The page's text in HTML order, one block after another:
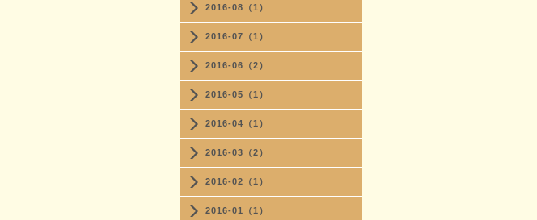
2016-08（1）
2016-07（1）
2016-06（2）
2016-05（1）
2016-04（1）
2016-03（2）
2016-02（1）
2016-01（1）